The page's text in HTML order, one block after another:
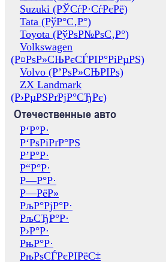
Suzuki (РЎСѓР·СѓРєРё)
Tata (РўР°С‚Р°)
Toyota (РўРѕР№РѕС‚Р°)
Volkswagen
(Р¤РѕР»СЊРєСЃРІР°РіРµРЅ)
Volvo (Р’РѕР»СЊРІРѕ)
ZX Landmark
(Р›РµРЅРґРјР°СЂРє)
Отечественные авто
Р‘Р°Р·
Р‘РѕРіРґР°РЅ
Р’Р°Р·
Р“Р°Р·
Р—Р°Р·
Р—РёР»
РљР°РјР°Р·
РљСЂР°Р·
Р›Р°Р·
РњР°Р·
РњРѕСЃРєРІРёС‡